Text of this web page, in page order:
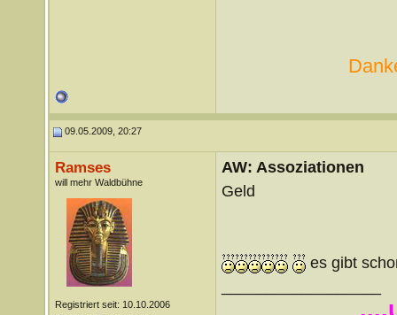
09.05.2009, 20:27
Ramses
will mehr Waldbühne
Registriert seit: 10.10.2006
AW: Assoziationen
Geld
es gibt